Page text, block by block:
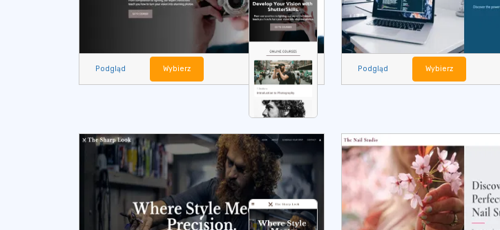
Podgląd Wybierz Podgląd Wybierz